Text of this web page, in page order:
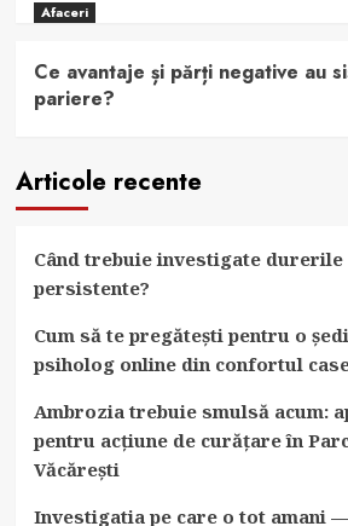
Afaceri
Ce avantaje și părți negative au
pariere?
Articole recente
Când trebuie investigate durerile
persistente?
Cum să te pregătești pentru o
psiholog online din confortul
Ambrozia trebuie smulsă acum:
pentru acțiune de curățare în
Văcărești
Investigatia pe care o tot amani